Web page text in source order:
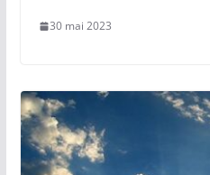
30 mai 2023